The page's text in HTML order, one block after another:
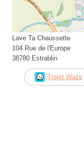
Lave Ta Chaussette
104 Rue de l'Europe
38780 Estrablin
Trajet Waze